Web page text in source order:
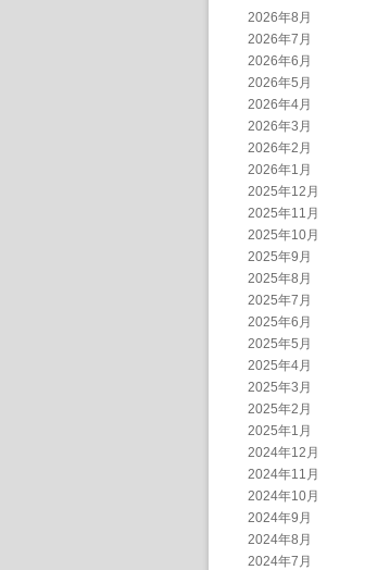
2026年8月
2026年7月
2026年6月
2026年5月
2026年4月
2026年3月
2026年2月
2026年1月
2025年12月
2025年11月
2025年10月
2025年9月
2025年8月
2025年7月
2025年6月
2025年5月
2025年4月
2025年3月
2025年2月
2025年1月
2024年12月
2024年11月
2024年10月
2024年9月
2024年8月
2024年7月